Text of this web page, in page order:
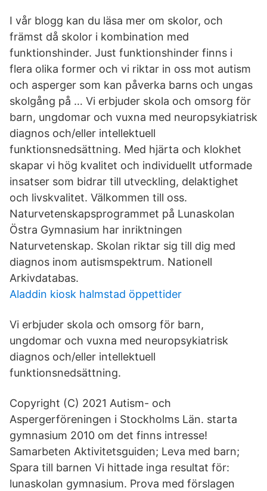
I vår blogg kan du läsa mer om skolor, och
främst då skolor i kombination med
funktionshinder. Just funktionshinder finns i
flera olika former och vi riktar in oss mot autism
och asperger som kan påverka barns och ungas
skolgång på … Vi erbjuder skola och omsorg för
barn, ungdomar och vuxna med neuropsykiatrisk
diagnos och/eller intellektuell
funktionsnedsättning. Med hjärta och klokhet
skapar vi hög kvalitet och individuellt utformade
insatser som bidrar till utveckling, delaktighet
och livskvalitet. Välkommen till oss.
Naturvetenskapsprogrammet på Lunaskolan
Östra Gymnasium har inriktningen
Naturvetenskap. Skolan riktar sig till dig med
diagnos inom autismspektrum. Nationell
Arkivdatabas.
Aladdin kiosk halmstad öppettider
Vi erbjuder skola och omsorg för barn,
ungdomar och vuxna med neuropsykiatrisk
diagnos och/eller intellektuell
funktionsnedsättning.
Copyright (C) 2021 Autism- och
Aspergerföreningen i Stockholms Län. starta
gymnasium 2010 om det finns intresse!
Samarbeten Aktivitetsguiden; Leva med barn;
Spara till barnen Vi hittade inga resultat för:
lunaskolan gymnasium. Prova med förslagen